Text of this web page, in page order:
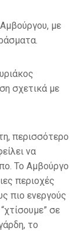
με
σχετικά με
περισσότερο
να
Το Αμβούργο
περιοχές
πιο ενεργούς
σε
το